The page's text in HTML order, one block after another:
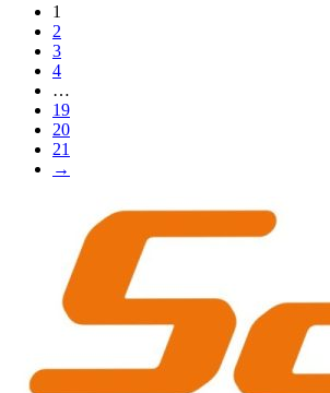
1
2
3
4
…
19
20
21
→